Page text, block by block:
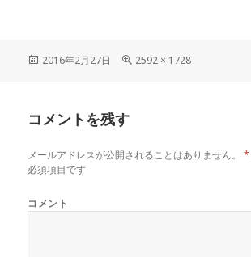
投
2016年2月27日
フ
2592 × 1728
コメントを残す
メールアドレスが公開されることはありません。 *
必須項目です
コメント